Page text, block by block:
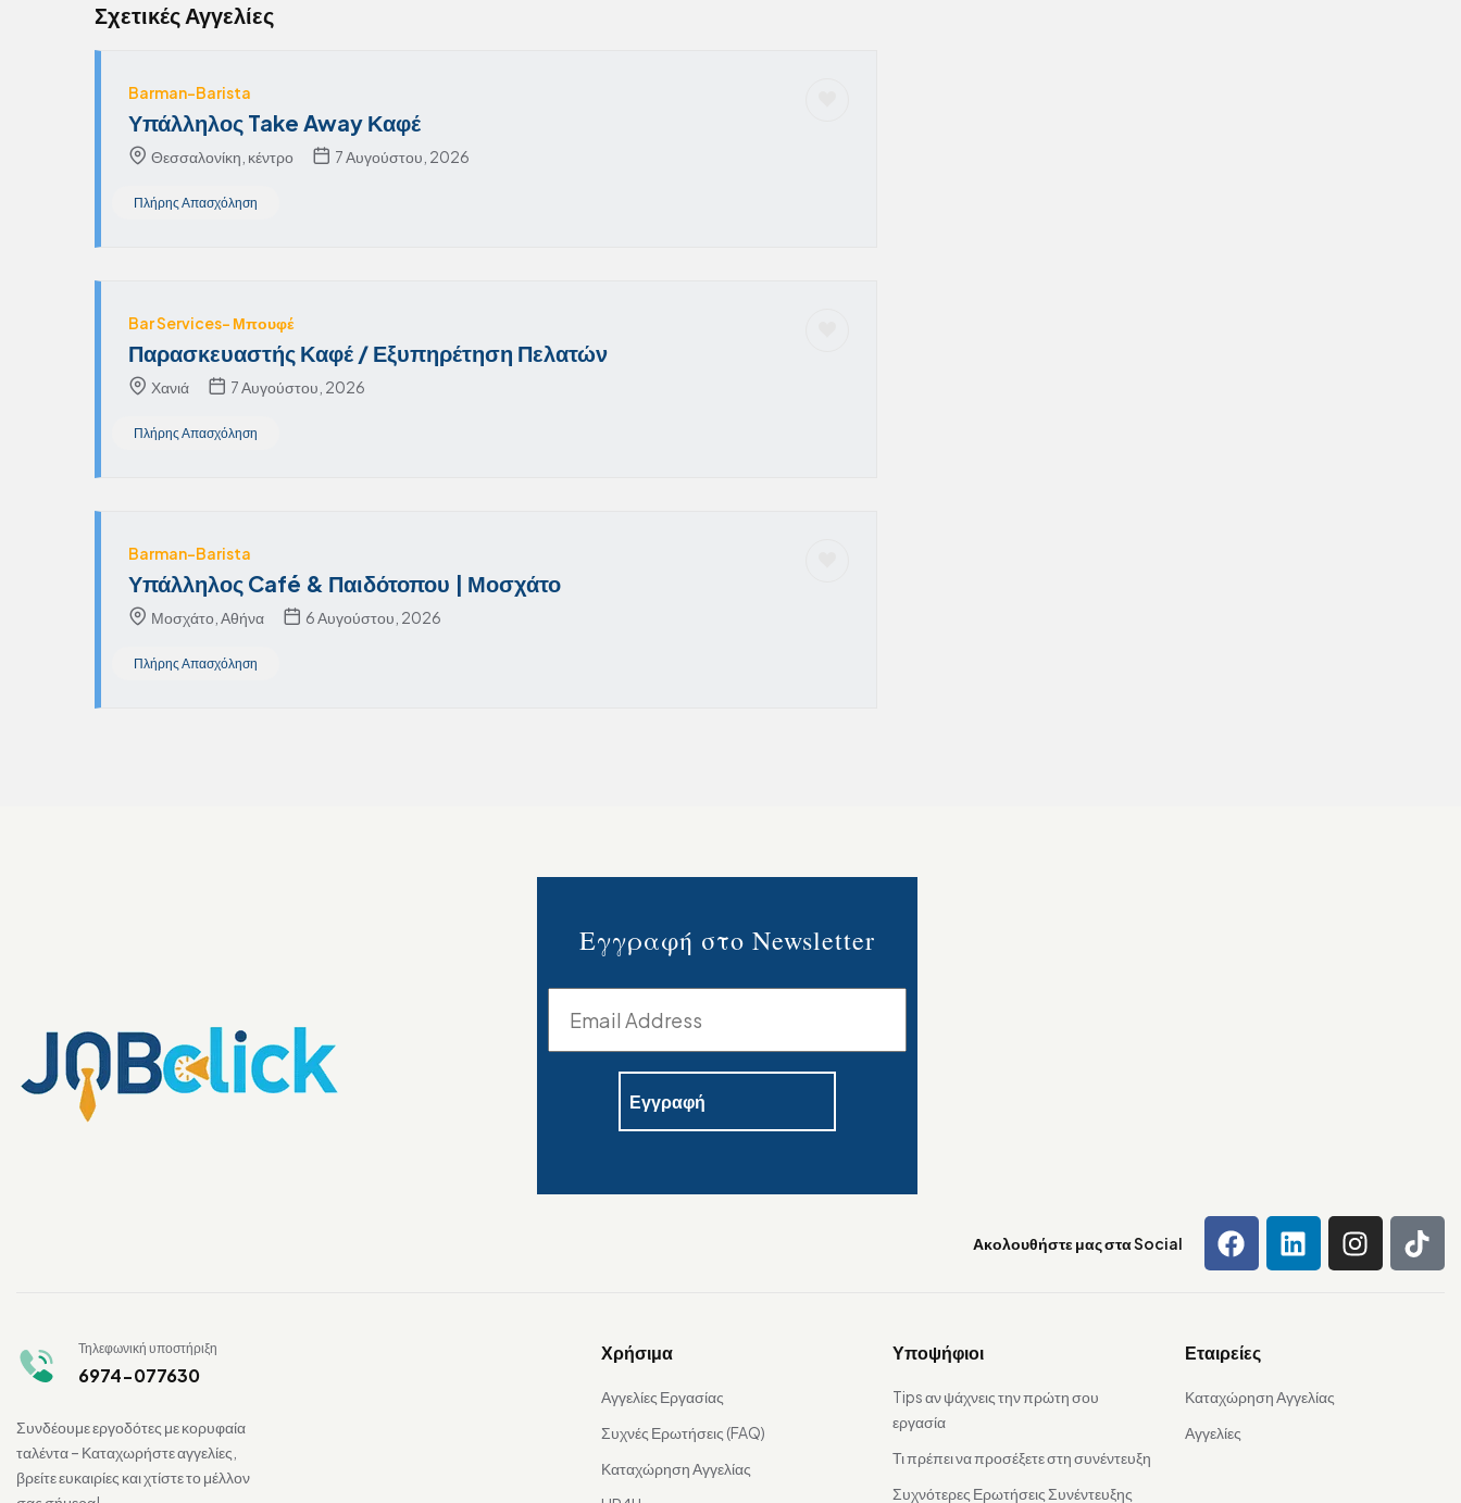
Σχετικές Αγγελίες
Barman-Barista
Υπάλληλος Take Away Καφέ
Θεσσαλονίκη, κέντρο 7 Αυγούστου, 2026
Πλήρης Απασχόληση
Bar Services- Μπουφέ
Παρασκευαστής Καφέ / Εξυπηρέτηση Πελατών
Χανιά 7 Αυγούστου, 2026
Πλήρης Απασχόληση
Barman-Barista
Υπάλληλος Café & Παιδότοπου | Μοσχάτο
Μοσχάτο, Αθήνα 6 Αυγούστου, 2026
Πλήρης Απασχόληση
Εγγραφή στο Newsletter
Ακολουθήστε μας στα Social
Τηλεφωνική υποστήριξη
6974-077630
Συνδέουμε εργοδότες με κορυφαία
ταλέντα – Καταχωρήστε αγγελίες,
βρείτε ευκαιρίες και χτίστε το μέλλον
Χρήσιμα
Αγγελίες Εργασίας
Συχνές Ερωτήσεις (FAQ)
Καταχώρηση Αγγελίας
Υποψήφιοι
Tips αν ψάχνεις την πρώτη σου
εργασία
Τι πρέπει να προσέξετε στη συνέντευξη
Συχνότερες Ερωτήσεις Συνέντευξης
Εταιρείες
Καταχώρηση Αγγελίας
Αγγελίες